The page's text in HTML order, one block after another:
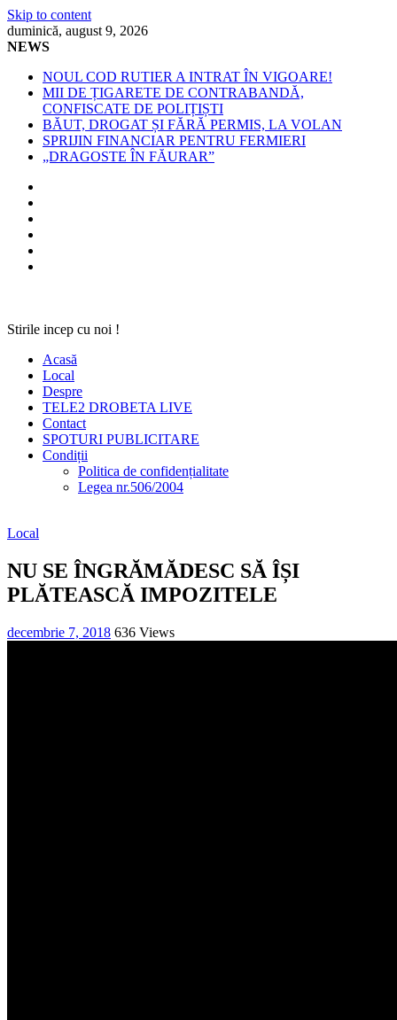
Skip to content
duminică, august 9, 2026
NEWS
NOUL COD RUTIER A INTRAT ÎN VIGOARE!
MII DE ȚIGARETE DE CONTRABANDĂ,
CONFISCATE DE POLIȚIȘTI
BĂUT, DROGAT ȘI FĂRĂ PERMIS, LA VOLAN
SPRIJIN FINANCIAR PENTRU FERMIERI
„DRAGOSTE ÎN FĂURAR”
Stirile incep cu noi !
Acasă
Local
Despre
TELE2 DROBETA LIVE
Contact
SPOTURI PUBLICITARE
Condiții
Politica de confidențialitate
Legea nr.506/2004
Local
NU SE ÎNGRĂMĂDESC SĂ ÎȘI
PLĂTEASCĂ IMPOZITELE
decembrie 7, 2018 636 Views